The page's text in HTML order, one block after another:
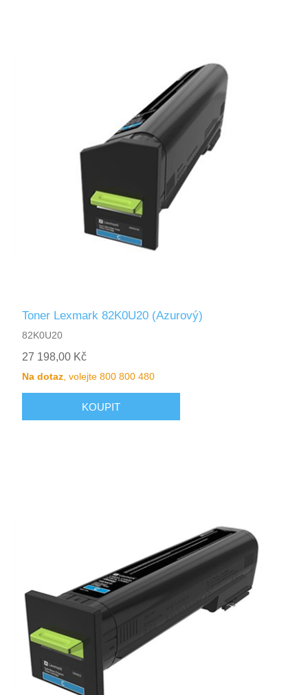
Toner Lexmark 82K0U20 (Azurový)
82K0U20
27 198,00 Kč
Na dotaz , volejte 800 800 480